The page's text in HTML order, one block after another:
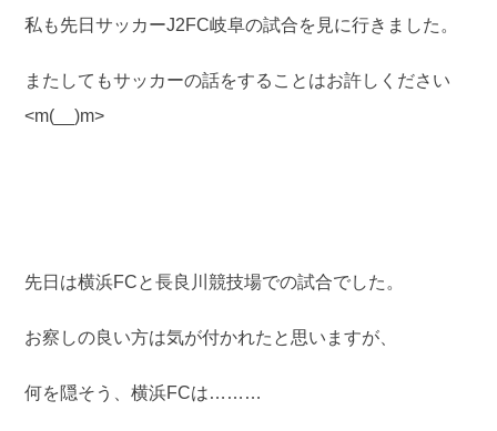
私も先日サッカーJ2FC岐阜の試合を見に行きました。
またしてもサッカーの話をすることはお許しください
<m(__)m>
先日は横浜FCと長良川競技場での試合でした。
お察しの良い方は気が付かれたと思いますが、
何を隠そう、横浜FCは………